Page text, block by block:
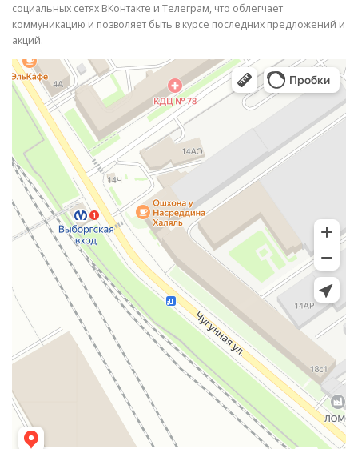
социальных сетях ВКонтакте и Телеграм, что облегчает
коммуникацию и позволяет быть в курсе последних предложений и
акций.